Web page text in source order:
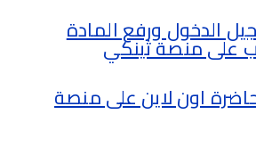
الدخول ورفع المادة
على منصة ثينكي
اون لاين على منصة